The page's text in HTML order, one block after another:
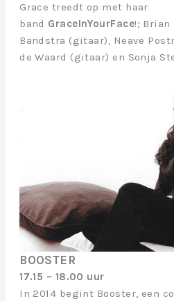
Grace treedt op met haar
band GraceInYourFace!; Brian
Bandstra (gitaar), Neave
de Waard (gitaar) en Sonja
BOOSTER
17.15 – 18.00 uur
In 2014 begint Booster, een